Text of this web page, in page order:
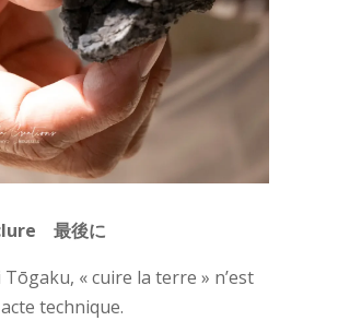
最後に
« cuire la terre » n’est
technique.